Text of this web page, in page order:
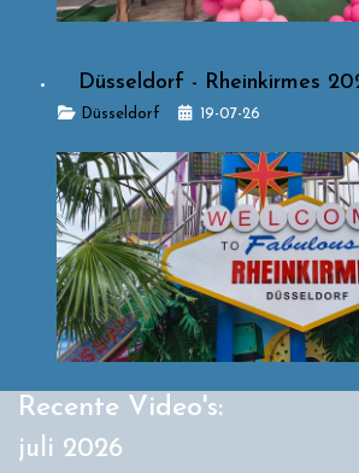
Düsseldorf - Rheinkirmes
DetailsDüsseldorf 19-07-26
Recente Video's:
juli 2026